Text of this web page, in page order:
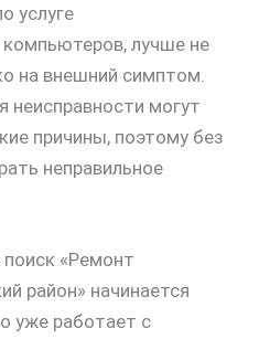
услуге
лучше не
на внешний симптом.
неисправности могут
причины, поэтому без
неправильное
«Ремонт
район» начинается
уже работает с